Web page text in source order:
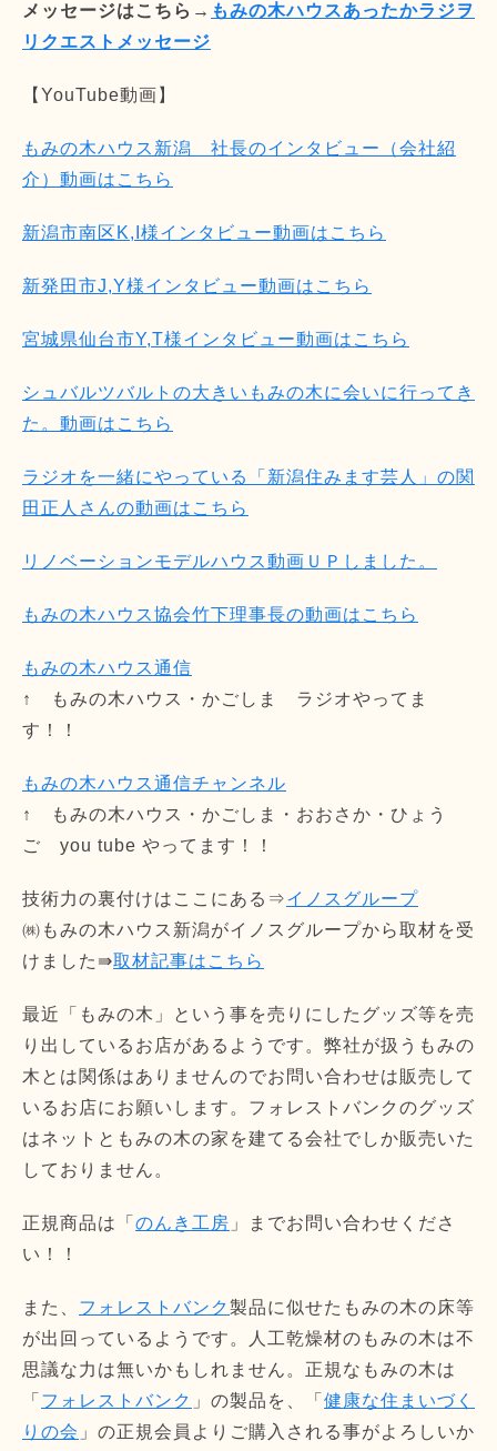
メッセージはこちら→ もみの木ハウスあったかラジヲ
リクエストメッセージ
【YouTube動画】
もみの木ハウス新潟 社長のインタビュー（会社紹
介）動画はこちら
新潟市南区K,I様インタビュー動画はこちら
新発田市J,Y様インタビュー動画はこちら
宮城県仙台市Y,T様インタビュー動画はこちら
シュバルツバルトの大きいもみの木に会いに行ってき
た。動画はこちら
ラジオを一緒にやっている「新潟住みます芸人」の関
田正人さんの動画はこちら
リノベーションモデルハウス動画ＵＰしました。
もみの木ハウス協会竹下理事長の動画はこちら
もみの木ハウス通信
↑ もみの木ハウス・かごしま ラジオやってま
す！！
もみの木ハウス通信チャンネル
↑ もみの木ハウス・かごしま・おおさか・ひょう
ご you tube やってます！！
技術力の裏付けはここにある⇒イノスグループ
㈱もみの木ハウス新潟がイノスグループから取材を受
けました⇛取材記事はこちら
最近「もみの木」という事を売りにしたグッズ等を売
り出しているお店があるようです。弊社が扱うもみの
木とは関係はありませんのでお問い合わせは販売して
いるお店にお願いします。フォレストバンクのグッズ
はネットともみの木の家を建てる会社でしか販売いた
しておりません。
正規商品は「 のんき工房 」までお問い合わせくださ
い！！
また、 フォレストバンク製品に似せたもみの木の床等
が出回っているようです。人工乾燥材のもみの木は不
思議な力は無いかもしれません。正規なもみの木は
「 フォレストバンク 」の製品を、「 健康な住まいづく
りの会 」の正規会員よりご購入される事がよろしいか